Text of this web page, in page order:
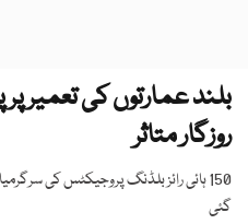
بلند عمارتوں کی تعمیر پر
روزگار متاثر
150 ہائی رائز بلڈنگ پروجیکٹس کی
گئی